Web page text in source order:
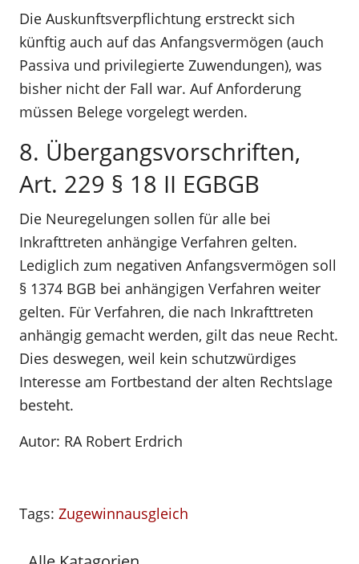
Die Auskunftsverpflichtung erstreckt sich
künftig auch auf das Anfangsvermögen (auch
Passiva und privilegierte Zuwendungen), was
bisher nicht der Fall war. Auf Anforderung
müssen Belege vorgelegt werden.
8. Übergangsvorschriften,
Art. 229 § 18 II EGBGB
Die Neuregelungen sollen für alle bei
Inkrafttreten anhängige Verfahren gelten.
Lediglich zum negativen Anfangsvermögen soll
§ 1374 BGB bei anhängigen Verfahren weiter
gelten. Für Verfahren, die nach Inkrafttreten
anhängig gemacht werden, gilt das neue Recht.
Dies deswegen, weil kein schutzwürdiges
Interesse am Fortbestand der alten Rechtslage
besteht.
Autor: RA Robert Erdrich
Tags: Zugewinnausgleich